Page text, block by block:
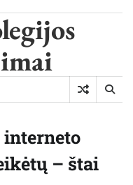
interneto
– štai